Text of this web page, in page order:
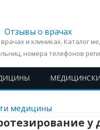
Отзывы о врачах
и клиниках. Каталог
номера телефонов
медицины
у